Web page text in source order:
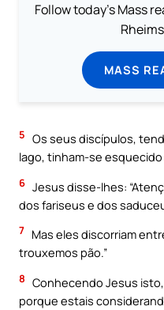
Follow today's Mass
MASS
5 Os seus discípulos,
lago, tinham-se esquecido
6 Jesus disse-lhes:
dos fariseus e dos
7 Mas eles discorriam
trouxemos pão.”
8 Conhecendo Jesus
porque estais